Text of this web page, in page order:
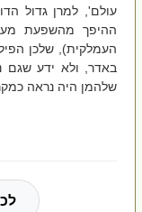
עולם', למרן גדול
ההיפך מהשפעת
העמלקית), שלכן
באדר, ולא ידע שגם
שלהמן היה נראה